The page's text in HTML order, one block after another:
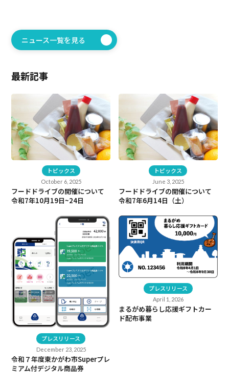
ニュース一覧を見る
最新記事
トピックス
October 6, 2025
フードドライブの開催について
令和7年10月19日~24日
トピックス
June 3, 2025
フードドライブの開催について
令和7年6月14日（土）
プレスリリース
December 23, 2025
令和７年度東かがわ市Superプレ
ミアム付デジタル商品券
プレスリリース
April 1, 2026
まるがめ暮らし応援ギフトカー
ド配布事業